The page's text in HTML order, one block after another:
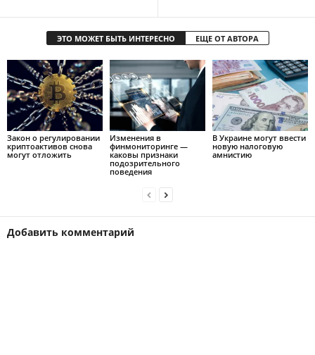
ЭТО МОЖЕТ БЫТЬ ИНТЕРЕСНО ЕЩЕ ОТ АВТОРА
Закон о регулировании
криптоактивов снова
могут отложить
Изменения в
финмониторинге —
каковы признаки
подозрительного
поведения
В Украине могут ввести
новую налоговую
амнистию
Добавить комментарий